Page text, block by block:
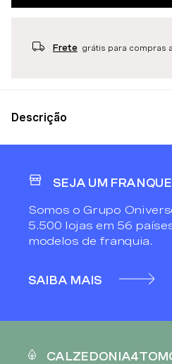
Frete grátis para compras
Descrição
SEJA UM
Somos o Grupo
5.500 lojas em 56
modelos de franquia.
SAIBA MAIS